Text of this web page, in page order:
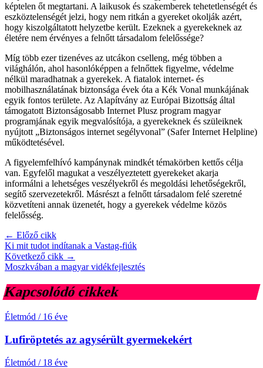
képtelen őt megtartani. A laikusok és szakemberek tehetetlenségét és
eszköztelenségét jelzi, hogy nem ritkán a gyereket okolják azért,
hogy kiszolgáltatott helyzetbe került. Ezeknek a gyerekeknek az
életére nem érvényes a felnőtt társadalom felelőssége?
Míg több ezer tizenéves az utcákon cselleng, még többen a
világhálón, ahol hasonlóképpen a felnőttek figyelme, védelme
nélkül maradhatnak a gyerekek. A fiatalok internet- és
mobilhasználatának biztonsága évek óta a Kék Vonal munkájának
egyik fontos területe. Az Alapítvány az Európai Bizottság által
támogatott Biztonságosabb Internet Plusz program magyar
programjának egyik megvalósítója, a gyerekeknek és szüleiknek
nyújtott „Biztonságos internet segélyvonal” (Safer Internet Helpline)
működtetésével.
A figyelemfelhívó kampánynak mindkét témakörben kettős célja
van. Egyfelől magukat a veszélyeztetett gyerekeket akarja
informálni a lehetséges veszélyekről és megoldási lehetőségekről,
segítő szervezetekről. Másrészt a felnőtt társadalom felé szeretné
közvetíteni annak üzenetét, hogy a gyerekek védelme közös
felelősség.
← Előző cikk
Ki mit tudot indítanak a Vastag-fiúk
Következő cikk →
Moszkvában a magyar vidékfejlesztés
Kapcsolódó cikkek
Életmód / 16 éve
Lufiröptetés az agysérült gyermekekért
Életmód / 18 éve